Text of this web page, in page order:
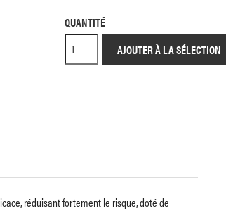
QUANTITÉ
AJOUTER À LA SÉLECTION
réduisant fortement le risque, doté de